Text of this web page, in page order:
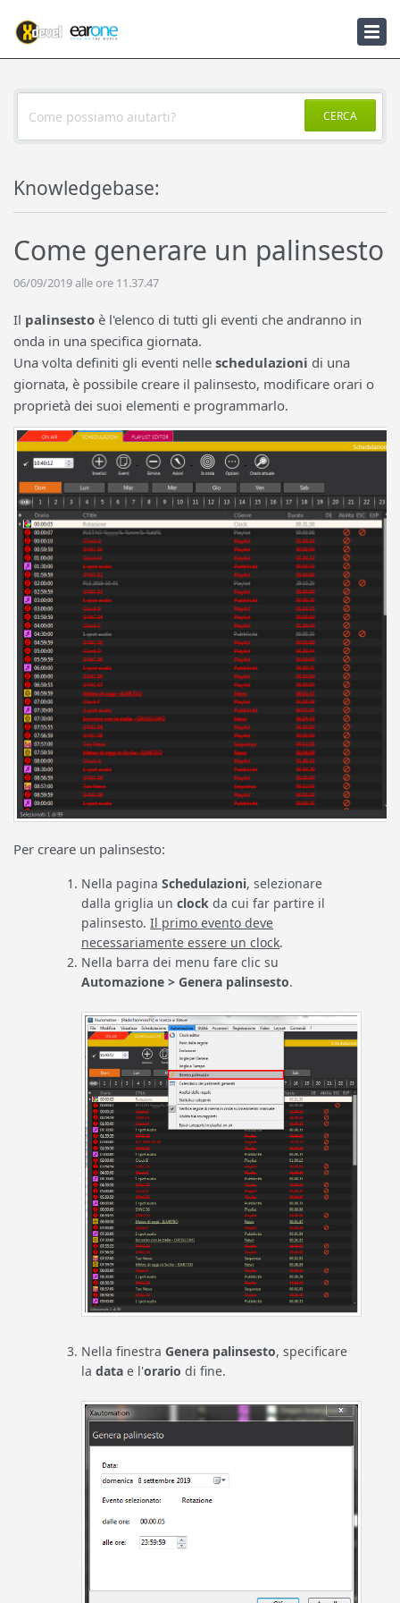
Notizie
CERCA
Knowledgebase:
Come generare un palinsesto
06/09/2019 alle ore 11.37.47
Il palinsesto è l'elenco di tutti gli eventi che andranno in
onda in una specifica giornata.
Una volta definiti gli eventi nelle schedulazioni di una
giornata, è possibile creare il palinsesto, modificare orari o
proprietà dei suoi elementi e programmarlo.
Per creare un palinsesto:
Nella pagina Schedulazioni, selezionare
dalla griglia un clock da cui far partire il
palinsesto. Il primo evento deve
necessariamente essere un clock.
Nella barra dei menu fare clic su
Automazione > Genera palinsesto.
Nella finestra Genera palinsesto, specificare
la data e l'orario di fine.